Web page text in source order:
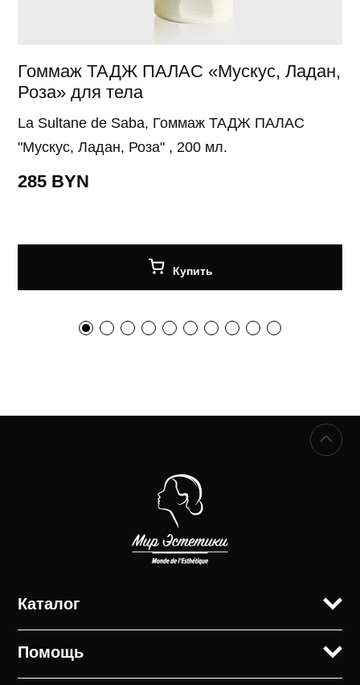
Гоммаж ТАДЖ ПАЛАС «Мускус, Ладан,
Роза» для тела
La Sultane de Saba, Гоммаж ТАДЖ ПАЛАС
"Мускус, Ладан, Роза" , 200 мл.
285 BYN
Купить
Каталог
Помощь